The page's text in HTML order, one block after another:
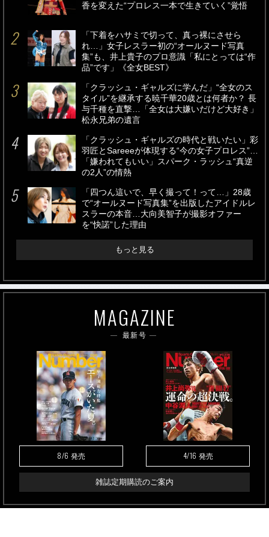
RECOMMEND
「少しぼやけているだけでも感覚が狂ってきます」B
リーグ屈指のシューター・安藤周人が明かす“見え
PR
世界の頂点に君臨し続けるオランダの超人ハリー・ラ
学ぶこと」《ケイリン国際対談②》
Number SPORTS OF THE YEAR 2026 開催決定！
2026年を代表するアスリートを表彰
《ラグビー界と体操界の同学年レジェンド対談》初対
面のリーチマイケルと内村航平が本音で語り合った競
技愛「好きだから、続けられる」
《山の神対談》「やっぱり“タイパ”がいい！」箱根の
名ランナー、柏原竜二と神野大地が語る「エアー
ロンパス®」×コンディショニング術
38歳でも進化を続ける篠山竜青が語る「10年前より
バスケが上手くなっている」理由とは。［MVVりらい
ぶ賞 受賞者インタビュー］
「バイエルン移籍の逸材輩出も“グラウンドがなかっ